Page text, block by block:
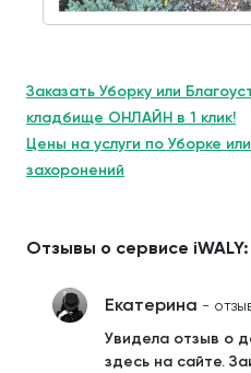
Заказать Уборку или
кладбище ОНЛАЙН в 1 клик!
Цены на услуги по Уборке
захоронений
Отзывы о сервисе iWALY:
Екатерина -
Увидела отзыв о
здесь на сайте.